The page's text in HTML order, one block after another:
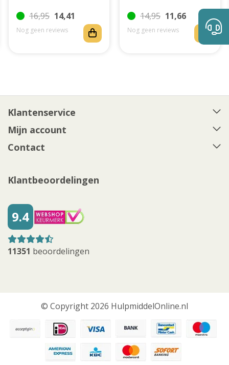
16,95 14,41
Nog geen reviews
14,95 11,66
Nog geen reviews
Klantenservice
Mijn account
Contact
Klantbeoordelingen
9.4
11351 beoordelingen
© Copyright 2026 HulpmiddelOnline.nl